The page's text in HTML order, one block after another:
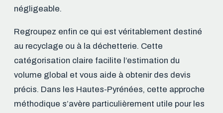
négligeable.
Regroupez enfin ce qui est véritablement destiné
au recyclage ou à la déchetterie. Cette
catégorisation claire facilite l’estimation du
volume global et vous aide à obtenir des devis
précis. Dans les Hautes-Pyrénées, cette approche
méthodique s’avère particulièrement utile pour les